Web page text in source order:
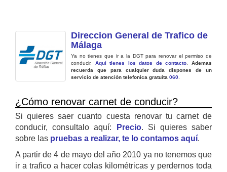
Direccion General de Trafico de
Málaga
Ya no tienes que ir a la DGT para renovar el permiso de
conducir. Aquí tienes los datos de contacto .Ademas
recuerda que para cualquier duda dispones de un
servicio de atención telefonica gratuita 060
¿Cómo renovar carnet de conducir?
Si quieres saer cuanto cuesta renovar tu carnet de
conducir, consultalo aquí:
Precio. Si quieres saber
sobre las pruebas a realizar, te lo contamos aquí.
A partir de 4 de mayo del año 2010 ya no tenemos que
ir a trafico a hacer colas kilométricas y perdernos toda